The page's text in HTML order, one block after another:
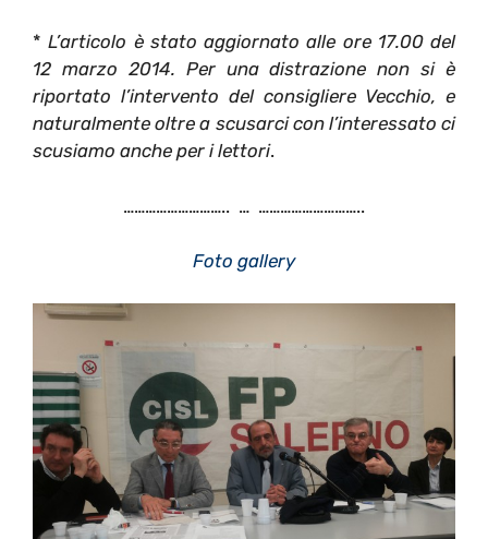
*L’articolo è stato aggiornato alle ore 17.00 del
12 marzo 2014. Per una distrazione non si è
riportato l’intervento del consigliere Vecchio, e
naturalmente oltre a scusarci con l’interessato ci
scusiamo anche per i lettori.
……………………….. … ………………………..
Foto gallery